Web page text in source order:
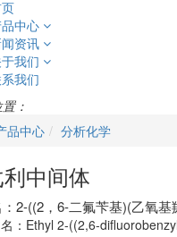
中心
资讯
我们
我们
：
品中心 分析化学
中间体
2-((2，6-二氟苄基)(乙氧
： Ethyl 2-((2,6-